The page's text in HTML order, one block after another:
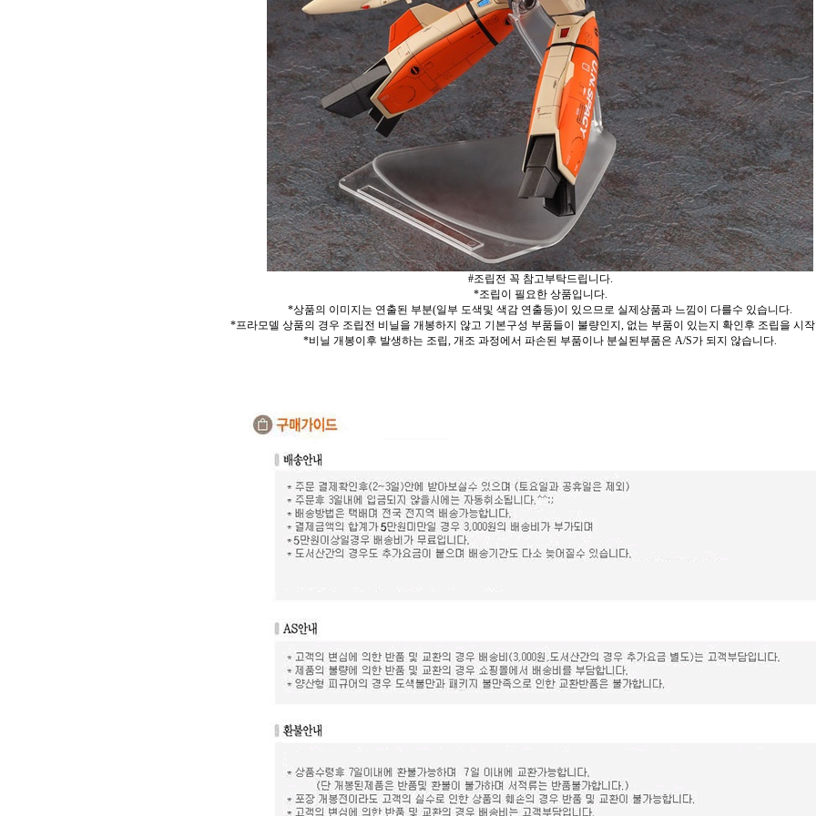
#조립전 꼭 참고부탁드립니다.
*조립이 필요한 상품입니다.
*상품의 이미지는 연출된 부분(일부 도색및 색감 연출등)이 있으므로 실제상품과 느낌이 다를수 있습니다.
*프라모델 상품의 경우 조립전 비닐을 개봉하지 않고 기본구성 부품들이 불량인지, 없는 부품이 있는지 확인후 조립을 시
*비닐 개봉이후 발생하는 조립, 개조 과정에서 파손된 부품이나 분실된부품은 A/S가 되지 않습니다.